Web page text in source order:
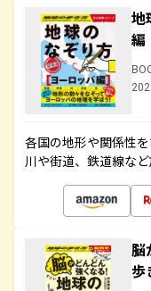
地
編
各国の地形や関係性
川や街道、鉄道線な
脳
歩